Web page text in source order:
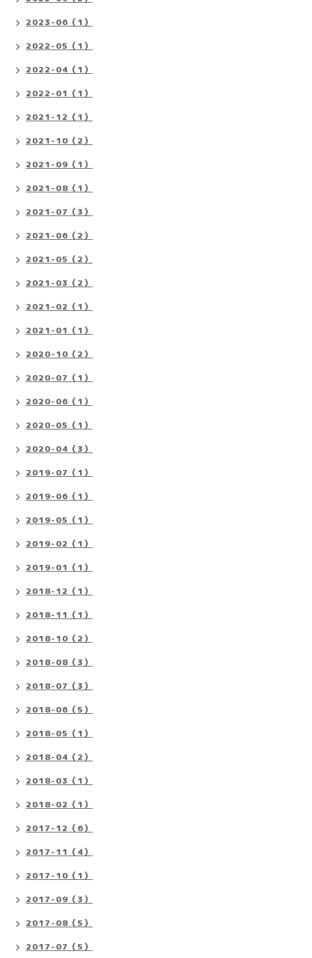
2023-06（1）
2022-05（1）
2022-04（1）
2022-01（1）
2021-12（1）
2021-10（2）
2021-09（1）
2021-08（1）
2021-07（3）
2021-06（2）
2021-05（2）
2021-03（2）
2021-02（1）
2021-01（1）
2020-10（2）
2020-07（1）
2020-06（1）
2020-05（1）
2020-04（3）
2019-07（1）
2019-06（1）
2019-05（1）
2019-02（1）
2019-01（1）
2018-12（1）
2018-11（1）
2018-10（2）
2018-08（3）
2018-07（3）
2018-06（5）
2018-05（1）
2018-04（2）
2018-03（1）
2018-02（1）
2017-12（6）
2017-11（4）
2017-10（1）
2017-09（3）
2017-08（5）
2017-07（5）